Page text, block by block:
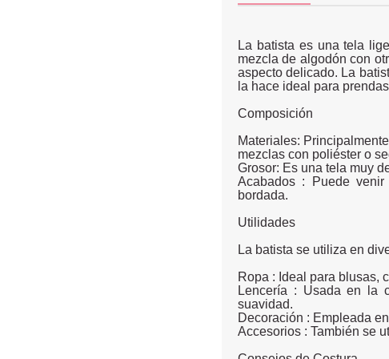
La batista es una tela
mezcla de algodón con
aspecto delicado. La
la hace ideal para
Composición
Materiales:
mezclas con poliéster o
Grosor: Es una tela muy
Acabados : Puede
bordada.
Utilidades
La batista se utiliza en
Ropa : Ideal para blusas,
Lencería : Usada en la
suavidad.
Decoración : Empleada
Accesorios : También se